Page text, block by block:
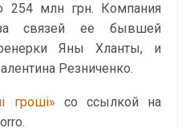
254 млн грн. Компания
за связей ее бывшей
Яны Хланты, и
Резниченко.
гроші» со ссылкой на